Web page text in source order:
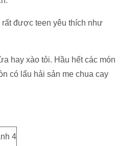
được teen yêu thích như
hay xào tỏi. Hầu hết các món
có lẩu hải sản me chua cay